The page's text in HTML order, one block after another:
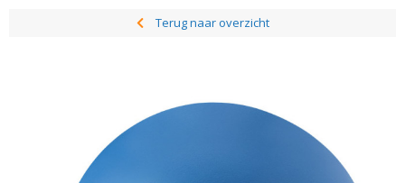
Terug naar overzicht